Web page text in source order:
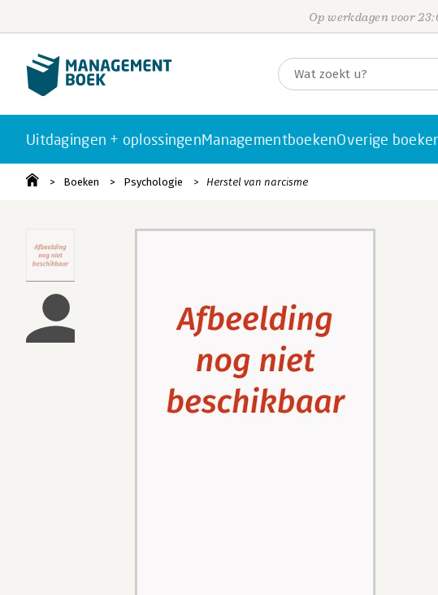
Op werkdagen voor
Uitdagingen + oplossingenManagementboekenOverige
Boeken Psychologie Herstel van narcisme